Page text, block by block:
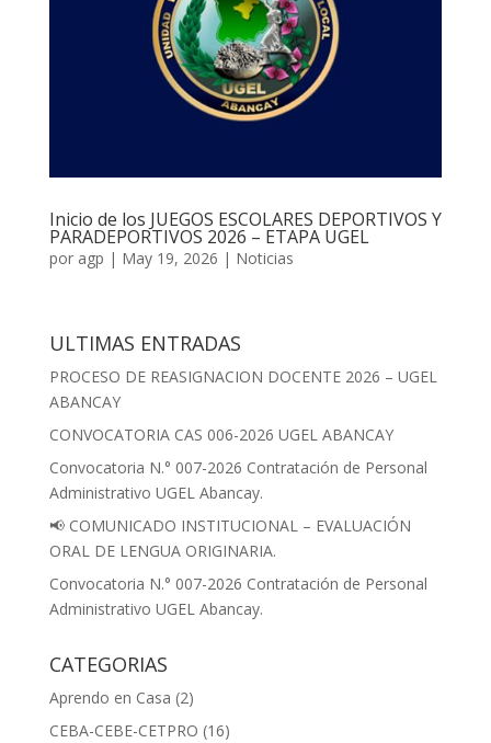
Inicio de los JUEGOS ESCOLARES DEPORTIVOS Y
PARADEPORTIVOS 2026 – ETAPA UGEL
por agp | May 19, 2026 | Noticias
ULTIMAS ENTRADAS
PROCESO DE REASIGNACION DOCENTE 2026 – UGEL
ABANCAY
CONVOCATORIA CAS 006-2026 UGEL ABANCAY
Convocatoria N.° 007-2026 Contratación de Personal
Administrativo UGEL Abancay.
📢 COMUNICADO INSTITUCIONAL – EVALUACIÓN
ORAL DE LENGUA ORIGINARIA.
Convocatoria N.° 007-2026 Contratación de Personal
Administrativo UGEL Abancay.
CATEGORIAS
Aprendo en Casa (2)
CEBA-CEBE-CETPRO (16)